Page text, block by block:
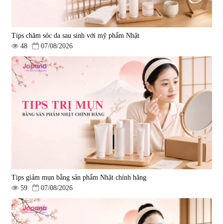
Tips chăm sóc da sau sinh với mỹ phẩm Nhật
48
07/08/2026
Tips giảm mụn bằng sản phẩm Nhật chính hãng
59
07/08/2026